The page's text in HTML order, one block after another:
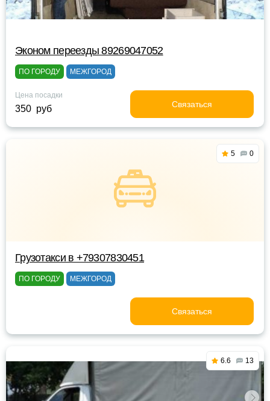
Эконом переезды 89269047052
ПО ГОРОДУ МЕЖГОРОД
Цена посадки
350 руб Связаться
5 0
Грузотакси в +79307830451
ПО ГОРОДУ МЕЖГОРОД
Связаться
6.6 13